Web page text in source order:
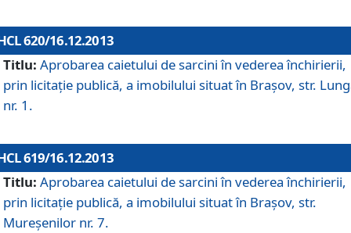
620/16.12.2013
Titlu: Aprobarea caietului de sarcini în vederea închirierii,
prin licitaţie publică, a imobilului situat în Braşov, str.
nr. 1.
619/16.12.2013
Titlu: Aprobarea caietului de sarcini în vederea închirierii,
prin licitaţie publică, a imobilului situat în Braşov, str.
Mureşenilor nr. 7.